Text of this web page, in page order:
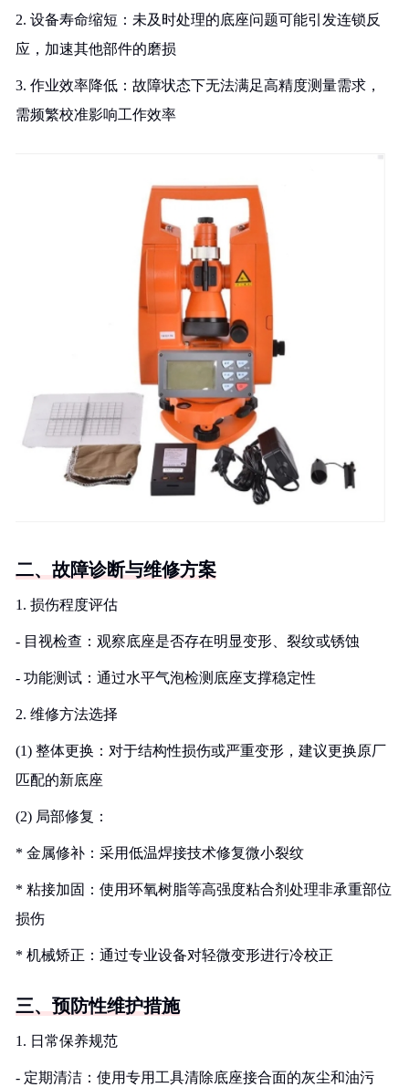
2. 设备寿命缩短：未及时处理的底座问题可能引发连锁反
应，加速其他部件的磨损
3. 作业效率降低：故障状态下无法满足高精度测量需求，
需频繁校准影响工作效率
二、故障诊断与维修方案
1. 损伤程度评估
- 目视检查：观察底座是否存在明显变形、裂纹或锈蚀
- 功能测试：通过水平气泡检测底座支撑稳定性
2. 维修方法选择
(1) 整体更换：对于结构性损伤或严重变形，建议更换原厂
匹配的新底座
(2) 局部修复：
* 金属修补：采用低温焊接技术修复微小裂纹
* 粘接加固：使用环氧树脂等高强度粘合剂处理非承重部位
损伤
* 机械矫正：通过专业设备对轻微变形进行冷校正
三、预防性维护措施
1. 日常保养规范
- 定期清洁：使用专用工具清除底座接合面的灰尘和油污